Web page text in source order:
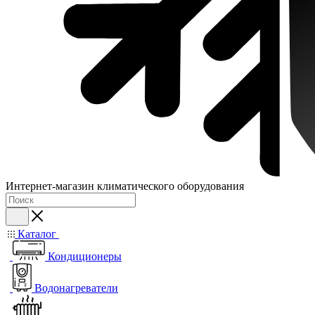
Интернет-магазин климатического оборудования
Каталог
Кондиционеры
Водонагреватели